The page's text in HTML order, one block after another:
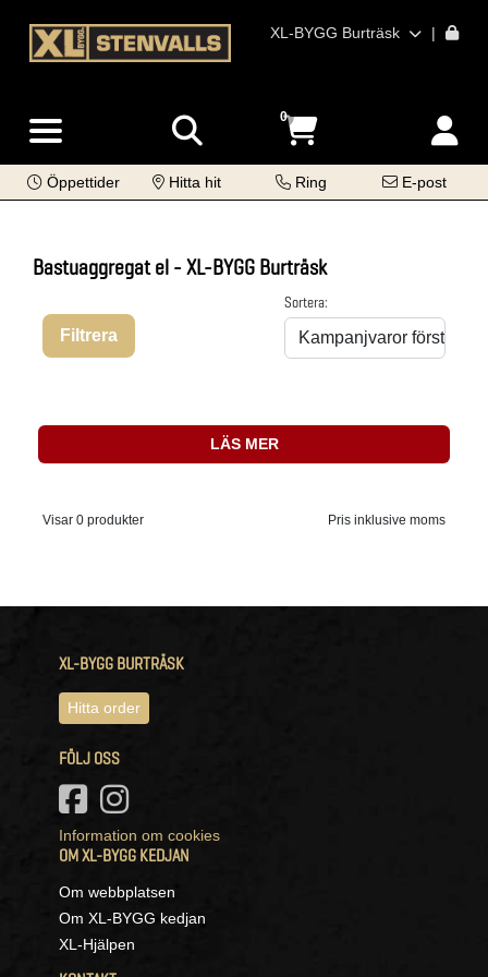
XL-BYGG Burträsk |
0
Öppettider Hitta hit Ring E-post
Bastuaggregat el - XL-BYGG Burträsk
Filtrera
Sortera:
LÄS MER
Visar 0 produkter Pris inklusive moms
XL-BYGG BURTRÄSK
Hitta order
FÖLJ OSS
Information om cookies
OM XL-BYGG KEDJAN
Om webbplatsen
Om XL-BYGG kedjan
XL-Hjälpen